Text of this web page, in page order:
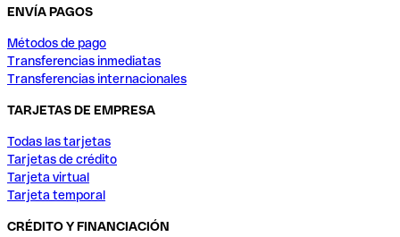
ENVÍA PAGOS
Métodos de pago
Transferencias inmediatas
Transferencias internacionales
TARJETAS DE EMPRESA
Todas las tarjetas
Tarjetas de crédito
Tarjeta virtual
Tarjeta temporal
CRÉDITO Y FINANCIACIÓN